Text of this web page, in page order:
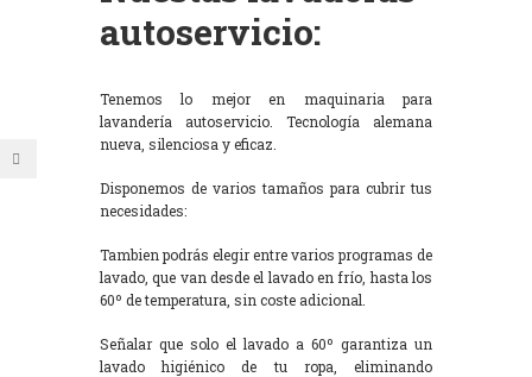
autoservicio:
Tenemos lo mejor en maquinaria para
lavandería autoservicio. Tecnología alemana
nueva, silenciosa y eficaz.
Disponemos de varios tamaños para cubrir tus
necesidades:
Tambien podrás elegir entre varios programas de
lavado, que van desde el lavado en frío, hasta los
60º de temperatura, sin coste adicional.
Señalar que solo el lavado a 60º garantiza un
lavado higiénico de tu ropa, eliminando